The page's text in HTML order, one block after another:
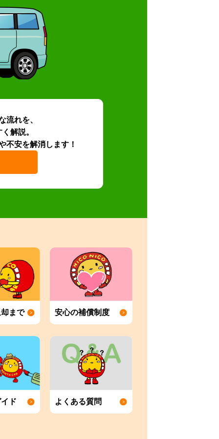
流れを、
解説。
不安を解消します！
まで 安心の補償制度
ド よくある質問